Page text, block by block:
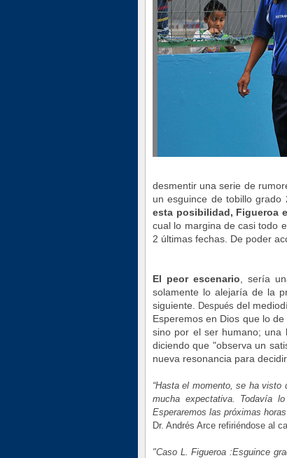
desmentir una serie de
un esguince de tobillo grado
esta posibilidad, Figueroa
cual lo margina de casi todo
2 últimas fechas. De poder
El peor escenario , sería
solamente lo alejaría de la
siguiente.
Después del
Esperemos en Dios que lo
sino por el ser humano; una
diciendo que "observa un
nueva resonancia para
“Hasta el momento, se ha
mucha expectativa. Todavía
Esperaremos las próximas
Dr. Andrés Arce refiriéndose al
"Caso L. Figueroa :Esguince